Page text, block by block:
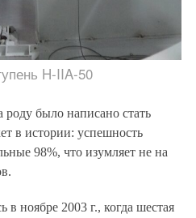
H-IIA-50
роду было написано стать
в истории: успешность
98%, что изумляет не на
.
в ноябре 2003 г., когда шестая